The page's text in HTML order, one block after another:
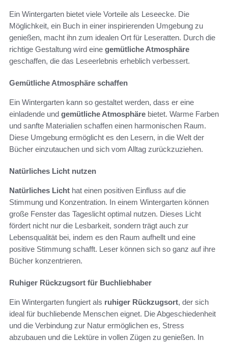
Ein Wintergarten bietet viele Vorteile als Leseecke. Die
Möglichkeit, ein Buch in einer inspirierenden Umgebung zu
genießen, macht ihn zum idealen Ort für Leseratten. Durch die
richtige Gestaltung wird eine gemütliche Atmosphäre
geschaffen, die das Leseerlebnis erheblich verbessert.
Gemütliche Atmosphäre schaffen
Ein Wintergarten kann so gestaltet werden, dass er eine
einladende und gemütliche Atmosphäre bietet. Warme Farben
und sanfte Materialien schaffen einen harmonischen Raum.
Diese Umgebung ermöglicht es den Lesern, in die Welt der
Bücher einzutauchen und sich vom Alltag zurückzuziehen.
Natürliches Licht nutzen
Natürliches Licht hat einen positiven Einfluss auf die
Stimmung und Konzentration. In einem Wintergarten können
große Fenster das Tageslicht optimal nutzen. Dieses Licht
fördert nicht nur die Lesbarkeit, sondern trägt auch zur
Lebensqualität bei, indem es den Raum aufhellt und eine
positive Stimmung schafft. Leser können sich so ganz auf ihre
Bücher konzentrieren.
Ruhiger Rückzugsort für Buchliebhaber
Ein Wintergarten fungiert als ruhiger Rückzugsort, der sich
ideal für buchliebende Menschen eignet. Die Abgeschiedenheit
und die Verbindung zur Natur ermöglichen es, Stress
abzubauen und die Lektüre in vollen Zügen zu genießen. In